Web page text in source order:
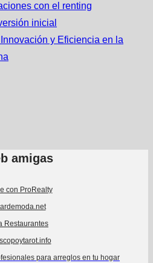
con el renting
inicial
y Eficiencia en la
amigas
con ProRealty
Restaurantes
para arreglos en tu hogar